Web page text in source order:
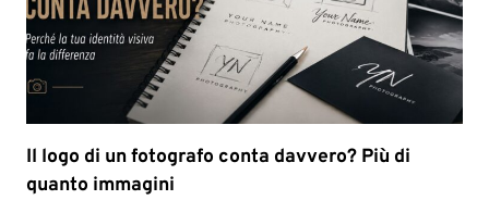
Il logo di un fotografo conta davvero? Più di
quanto immagini